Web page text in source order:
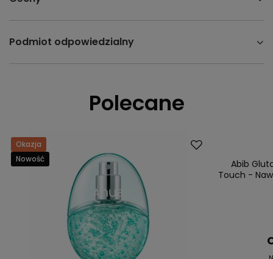
Podmiot odpowiedzialny
Polecane
Okazja
Nowość
Abib
Touch -